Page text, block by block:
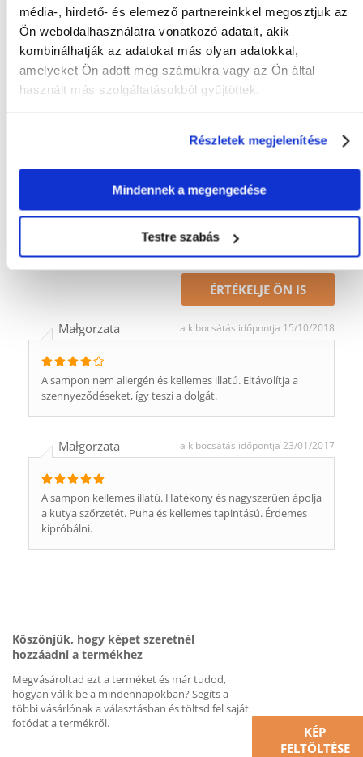
média-, hirdető- és elemező partnereinkkel megosztjuk az
Ön weboldalhasználatra vonatkozó adatait, akik
kombinálhatják az adatokat más olyan adatokkal,
amelyeket Ön adott meg számukra vagy az Ön által
használt más szolgáltatásokból gyűjtöttek.
Részletek megjelenítése
Mindennek a megengedése
Testre szabás
KAPACITÁS (ML): 1000
GYÁRTÓ: TRIXIE
Javasolt felhasználás
Mi a termék értékelési szabályzat?
megvásárolták ezt a terméket. A csillagok által adott értékelés
az összes értékelés átlaga. A felülvizsgálat moderálása után
pozitív és negatív értékeléseket is közzéteszünk.et.
Értékelések
ÉRTÉKELJE ÖN IS
Małgorzata a kibocsátás időpontja 15/10/2018
A sampon nem allergén és kellemes illatú. Eltávolítja a
szennyeződéseket, így teszi a dolgát.
Małgorzata a kibocsátás időpontja 23/01/2017
A sampon kellemes illatú. Hatékony és nagyszerűen ápolja
a kutya szőrzetét. Puha és kellemes tapintású. Érdemes
kipróbálni.
Köszönjük, hogy képet szeretnél
hozzáadni a termékhez
Megvásároltad ezt a terméket és már tudod,
hogyan válik be a mindennapokban? Segíts a
többi vásárlónak a választásban és töltsd fel saját
fotódat a termékről.
KÉP
FELTÖLTÉSE